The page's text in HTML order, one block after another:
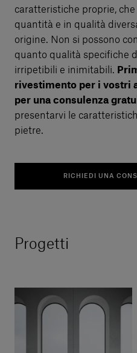
caratteristiche proprie,
quantità e in qualità
origine. Non si possono
quanto qualità specifiche
irripetibili e inimitabili.
rivestimento per i vostri
per una consulenza
presentarvi le
pietre.
RICHIEDI UNA
Progetti